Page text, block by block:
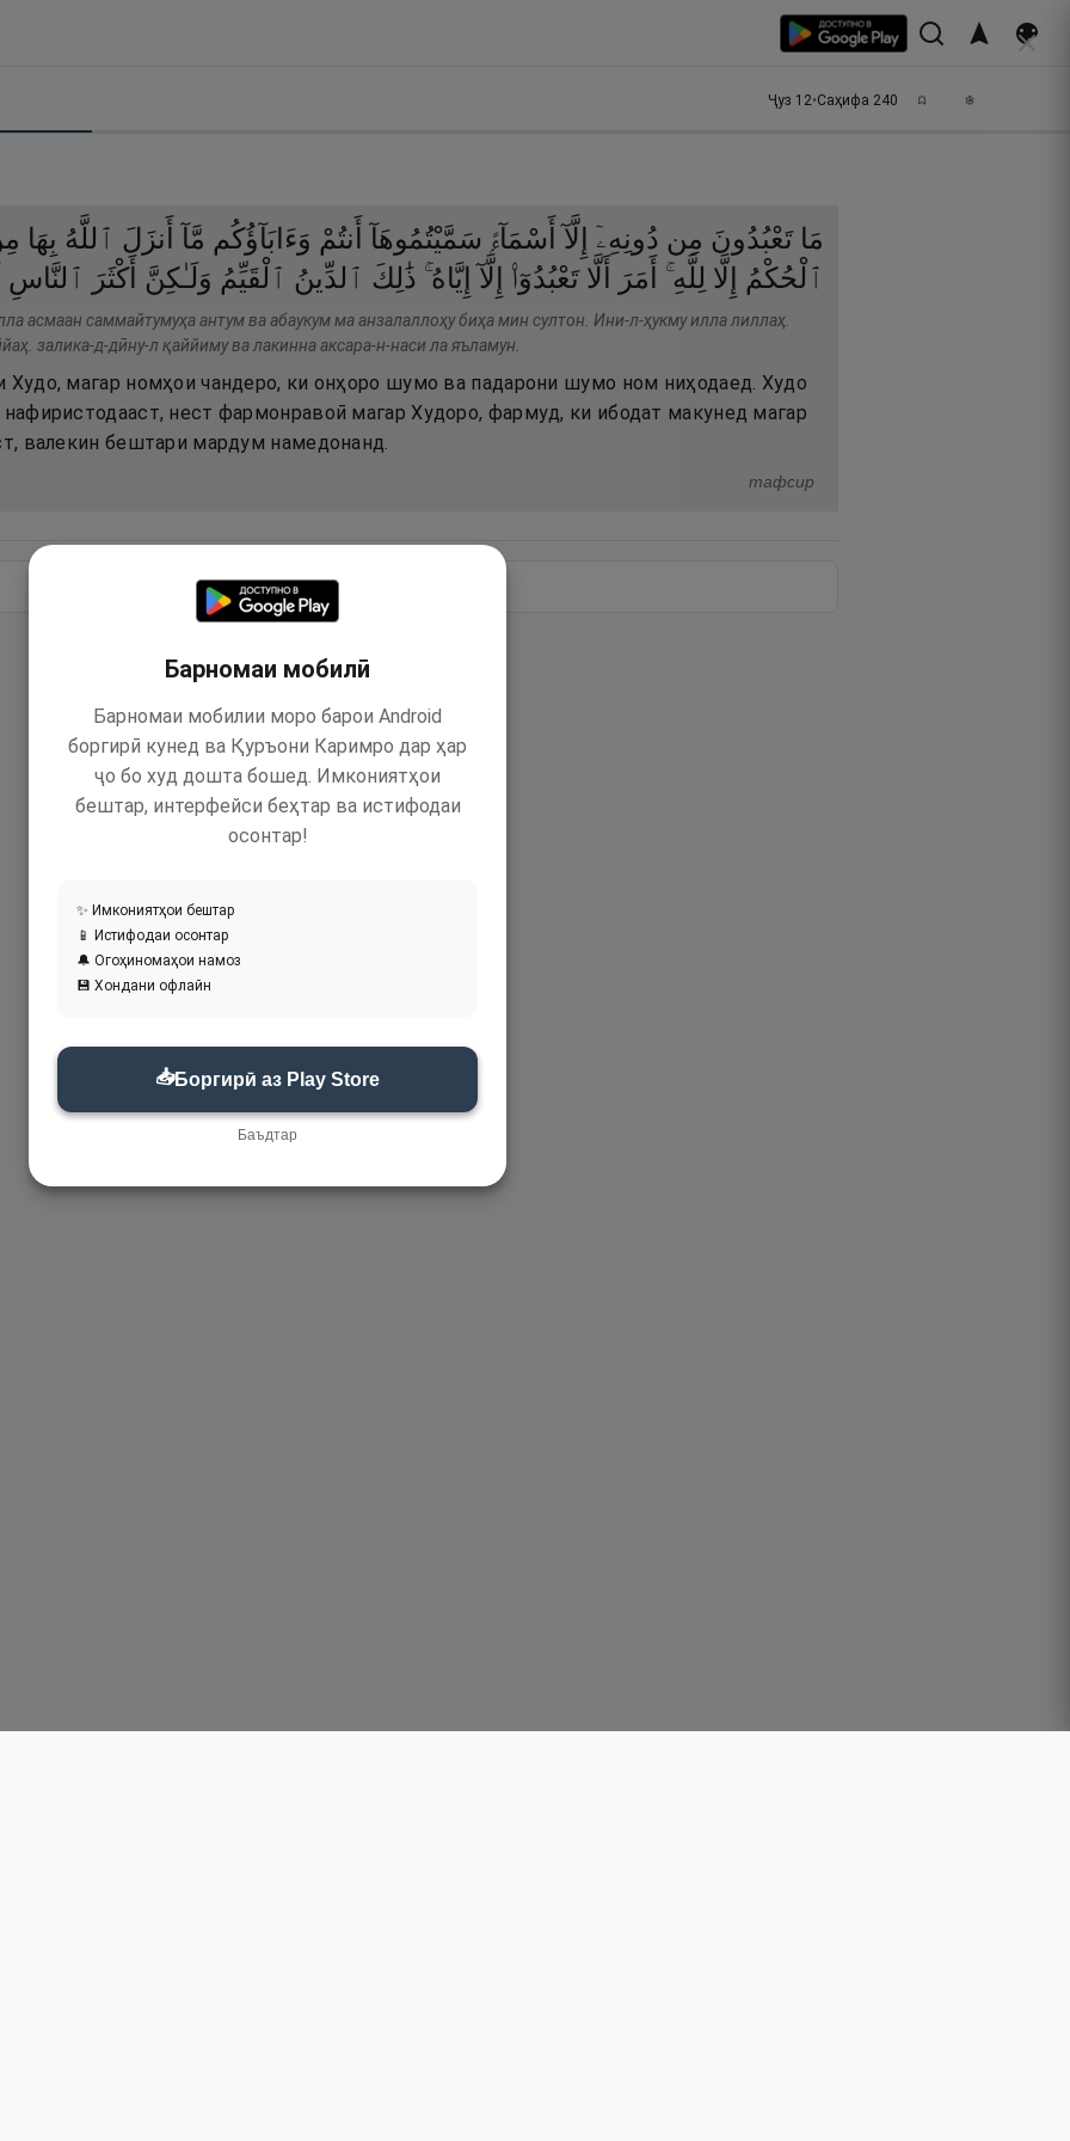
Ҷуз 12•Саҳифа 240
مَا تَعْبُدُونَ مِن دُونِهِۦٓ إِلَّآ أَسْمَآءًۭ سَمَّيْتُمُوهَآ أَنتُمْ وَءَابَآؤُكُم مَّآ أَنزَلَ ٱللَّهُ بِهَا
ٱلْحُكْمُ
إِلَّا لِلَّهِ ۚ أَمَرَ أَلَّا تَعْبُدُوٓا۟ إِلَّآ إِيَّاهُ ۚ ذَٰلِكَ ٱلدِّينُ ٱلْقَيِّمُ وَلَـٰكِنَّ أَكْثَرَ ٱلنَّاسِ
асмаан саммайтумуҳа антум ва абаукум ма анзалаллоҳу биҳа мин султон. Ини-л-ҳукму илла лиллаҳ.
залика-д-дӣну-л қаййиму ва лакинна аксара-н-наси ла яъламун.
Худо, магар номҳои чандеро, ки онҳоро шумо ва падарони шумо ном ниҳодаед. Худо
нест фармонравоӣ магар Худоро, фармуд, ки ибодат макунед магар
валекин бештари мардум намедонанд.
тафсир
Идома додан
Барномаи мобилӣ
Барномаи мобилии моро барои Android
боргирӣ кунед ва Қуръони Каримро дар ҳар
ҷо бо худ дошта бошед. Имкониятҳои
бештар, интерфейси беҳтар ва истифодаи
осонтар!
✨ Имкониятҳои бештар
📱 Истифодаи осонтар
🔔 Огоҳиномаҳои намоз
💾 Хондани офлайн
📥Боргирӣ аз Play Store
Баъдтар